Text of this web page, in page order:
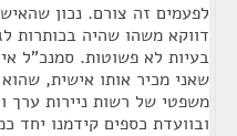
לפעמים זה צורם. נכון
דווקא משהו שהיה בכותרות
בעיות לא פשוטות. סמנכ"ל
שאני מכיר אותו אישית,
משפטי של רשות ניירות ערך
ובוועדת כספים קידמנו